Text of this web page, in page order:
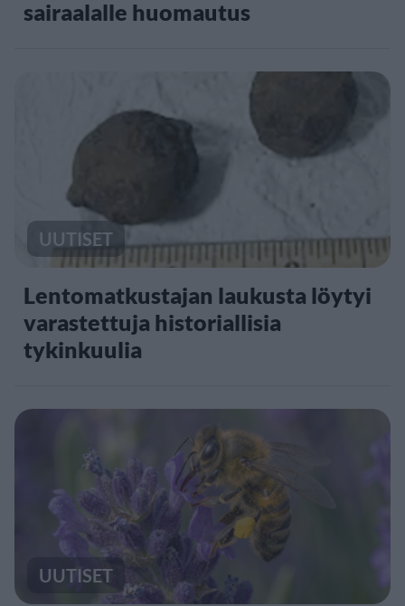
sairaalalle huomautus
UUTISET
Lentomatkustajan laukusta löytyi
varastettuja historiallisia
tykinkuulia
UUTISET